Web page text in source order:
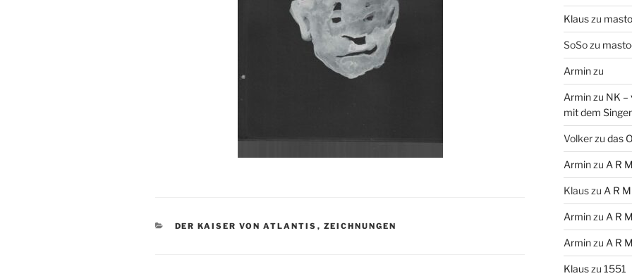
KATEGORIEN
DER KAISER VON ATLANTIS , ZEICHNUNGEN
Klauszu
SoSozu
Arminzu
Arminzu NK –
mit dem
Volkerzu das
Arminzu A R
Klauszu A R
Arminzu A R
Arminzu A R
Klauszu 1551